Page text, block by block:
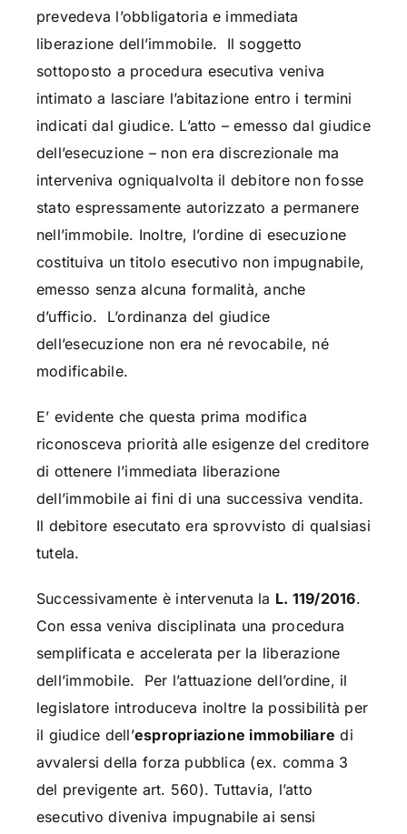
prevedeva l’obbligatoria e immediata
liberazione dell’immobile. Il soggetto
sottoposto a procedura esecutiva veniva
intimato a lasciare l’abitazione entro i termini
indicati dal giudice. L’atto – emesso dal giudice
dell’esecuzione – non era discrezionale ma
interveniva ogniqualvolta il debitore non fosse
stato espressamente autorizzato a permanere
nell’immobile. Inoltre, l’ordine di esecuzione
costituiva un titolo esecutivo non impugnabile,
emesso senza alcuna formalità, anche
d’ufficio. L’ordinanza del giudice
dell’esecuzione non era né revocabile, né
modificabile.
E’ evidente che questa prima modifica
riconosceva priorità alle esigenze del creditore
di ottenere l’immediata liberazione
dell’immobile ai fini di una successiva vendita.
Il debitore esecutato era sprovvisto di qualsiasi
tutela.
Successivamente è intervenuta la L. 119/2016.
Con essa veniva disciplinata una procedura
semplificata e accelerata per la liberazione
dell’immobile. Per l’attuazione dell’ordine, il
legislatore introduceva inoltre la possibilità per
il giudice dell’espropriazione immobiliare di
avvalersi della forza pubblica (ex. comma 3
del previgente art. 560). Tuttavia, l’atto
esecutivo diveniva impugnabile ai sensi